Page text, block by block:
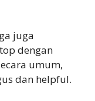
juga
dengan
umum,
dan helpful.